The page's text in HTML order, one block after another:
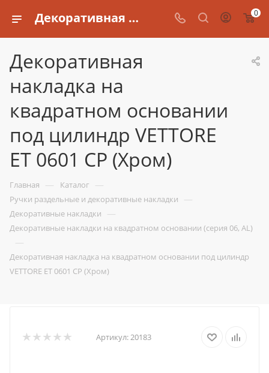
Декоративная накладка на квадратном основании под цилиндр VETTORE ET 0601 CP (Хром) 0
Декоративная
накладка на
квадратном основании
под цилиндр VETTORE
ET 0601 CP (Хром)
Главная — Каталог —
Ручки раздельные и декоративные накладки —
Декоративные накладки —
Декоративные накладки на квадратном основании (серия 06, AL)
—
Декоративная накладка на квадратном основании под цилиндр
VETTORE ET 0601 CP (Хром)
Артикул:20183